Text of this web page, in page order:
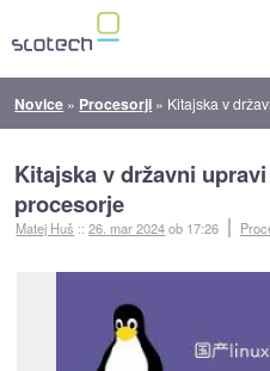
Novice » Procesorji » Kitajska v
Kitajska v državni
procesorje
Matej Huš ::26. mar 2024ob 17:26